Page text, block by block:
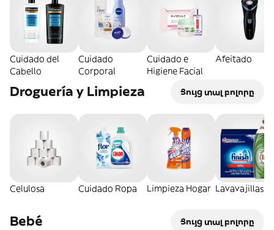
Cuidado del
Cabello
Cuidado
Corporal
Cuidado e
Higiene Facial
Afeitado
Droguería y Limpieza Ցույց տալ բոլորը
Celulosa Cuidado Ropa Limpieza Hogar Lavavajillas
Bebé Ցույց տալ բոլորը